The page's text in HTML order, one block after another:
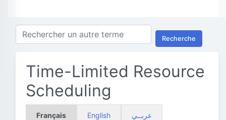
Recherche
Time-Limited Resource
Scheduling
Français English عربــي